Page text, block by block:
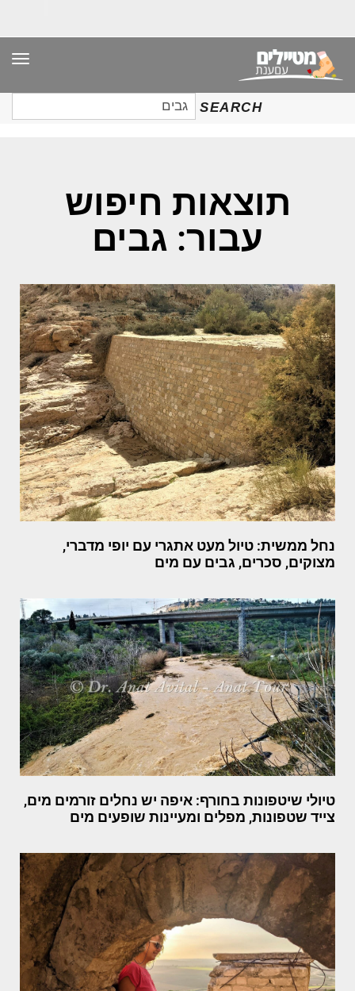
SEARCH
חיפוש
עבור:
תוצאות חיפוש
עבור: גבים
נחל ממשית: טיול מעט אתגרי עם יופי מדברי,
מצוקים, סכרים, גבים עם מים
טיולי שיטפונות בחורף: איפה יש נחלים זורמים מים,
צייד שטפונות, מפלים ומעיינות שופעים מים